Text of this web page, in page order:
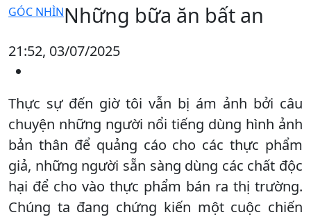
GÓC NHÌNNhững bữa ăn bất an
21:52, 03/07/2025
Thực sự đến giờ tôi vẫn bị ám ảnh bởi câu
chuyện những người nổi tiếng dùng hình ảnh
bản thân để quảng cáo cho các thực phẩm
giả, những người sẵn sàng dùng các chất độc
hại để cho vào thực phẩm bán ra thị trường.
Chúng ta đang chứng kiến một cuộc chiến